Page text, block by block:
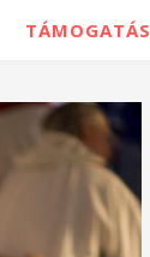
TÁMOGATÁS